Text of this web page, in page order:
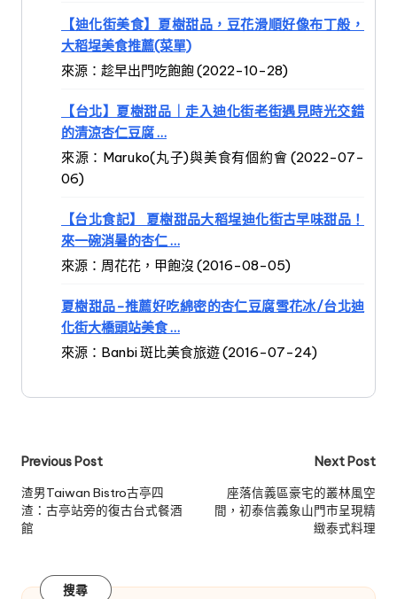
【迪化街美食】夏樹甜品，豆花滑順好像布丁般，
大稻埕美食推薦(菜單)
來源：趁早出門吃飽飽 (2022-10-28)
【台北】夏樹甜品｜走入迪化街老街遇見時光交錯
的清涼杏仁豆腐 …
來源：Maruko(丸子)與美食有個約會 (2022-07-
06)
【台北食記】 夏樹甜品大稻埕迪化街古早味甜品！
來一碗消暑的杏仁 …
來源：周花花，甲飽沒 (2016-08-05)
夏樹甜品-推薦好吃綿密的杏仁豆腐雪花冰/台北迪
化街大橋頭站美食 …
來源：Banbi 斑比美食旅遊 (2016-07-24)
Post
navigation
Previous Post
渣男Taiwan Bistro古亭四
渣：古亭站旁的復古台式餐酒
館
Next Post
座落信義區豪宅的叢林風空
間，初泰信義象山門市呈現精
緻泰式料理
搜尋